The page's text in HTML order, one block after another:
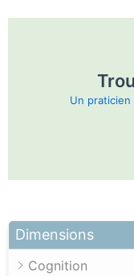
Dimensions
Cognition
Un